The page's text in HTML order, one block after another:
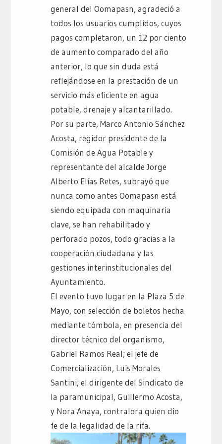
general del Oomapasn, agradeció a
todos los usuarios cumplidos, cuyos
pagos completaron, un 12 por ciento
de aumento comparado del año
anterior, lo que sin duda está
reflejándose en la prestación de un
servicio más eficiente en agua
potable, drenaje y alcantarillado.
Por su parte, Marco Antonio Sánchez
Acosta, regidor presidente de la
Comisión de Agua Potable y
representante del alcalde Jorge
Alberto Elías Retes, subrayó que
nunca como antes Oomapasn está
siendo equipada con maquinaria
clave, se han rehabilitado y
perforado pozos, todo gracias a la
cooperación ciudadana y las
gestiones interinstitucionales del
Ayuntamiento.
El evento tuvo lugar en la Plaza 5 de
Mayo, con selección de boletos hecha
mediante tómbola, en presencia del
director técnico del organismo,
Gabriel Ramos Real; el jefe de
Comercialización, Luis Morales
Santini; el dirigente del Sindicato de
la paramunicipal, Guillermo Acosta,
y Nora Anaya, contralora quien dio
fe de la legalidad de la rifa.